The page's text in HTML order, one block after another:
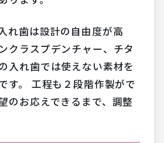
れ歯は設計の自由度が高
クラスプデンチャー、チタ
入れ歯では使えない素材を
す。 工程も２段階作製がで
のお応えできるまで、調整